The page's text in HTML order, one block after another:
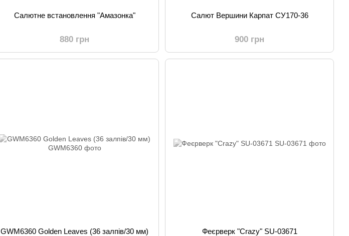
Cалютне встановлення "Амазонка"
880 грн
Салют Вершини Карпат СУ170-36
900 грн
GWM6360 Golden Leaves (36 залпів/30 мм) Феєрверк "Crazy" SU-03671